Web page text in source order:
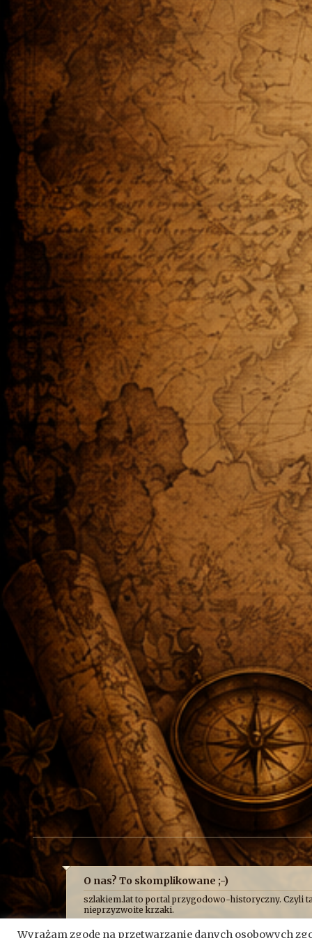
O nas? To skomplikowane ;-)
szlakiem.lat to portal przygodowo-historyczny. Czyli
nieprzyzwoite krzaki.
historycznych absurdów, z jakimi mierzy się
Wyrażam zgodę na przetwarzanie danych osobowych